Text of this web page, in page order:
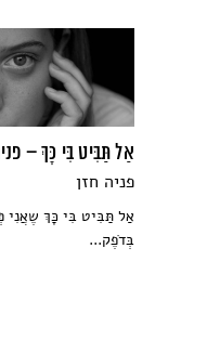
אַל תַּבִּיט בִּי כָּךְ –
פניה חזן
אַל תַּבִּיט בִּי כָּךְ שֶאֲנִי
בְּדֹפֶק...